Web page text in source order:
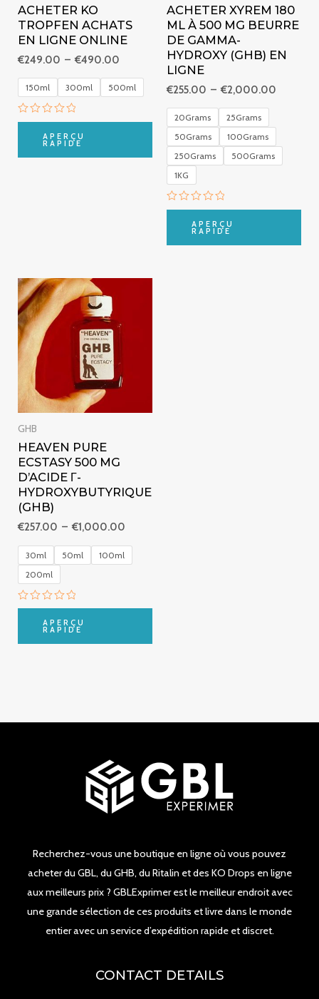
ACHETER KO
TROPFEN ACHATS
EN LIGNE ONLINE
€249.00 – €490.00
150ml 300ml 500ml
Note
APERÇU
RAPIDE
ACHETER XYREM 180
ML À 500 MG BEURRE
DE GAMMA-
HYDROXY (GHB) EN
LIGNE
€255.00 – €2,000.00
20Grams
25Grams
50Grams
100Grams
250Grams
500Grams
1KG
Note
APERÇU
RAPIDE
GHB
HEAVEN PURE
ECSTASY 500 MG
D’ACIDE Γ-
HYDROXYBUTYRIQUE
(GHB)
€257.00 – €1,000.00
30ml 50ml
100ml
200ml
Note
APERÇU
RAPIDE
Recherchez-vous une boutique en ligne où vous pouvez
acheter du GBL, du GHB, du Ritalin et des KO Drops en ligne
aux meilleurs prix ? GBLExprimer est le meilleur endroit avec
une grande sélection de ces produits et livre dans le monde
entier avec un service d’expédition rapide et discret.
CONTACT DETAILS